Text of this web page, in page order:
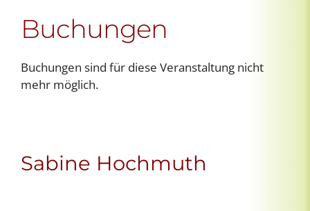
Buchungen
Buchungen sind für diese Veranstaltung nicht
mehr möglich.
Sabine Hochmuth